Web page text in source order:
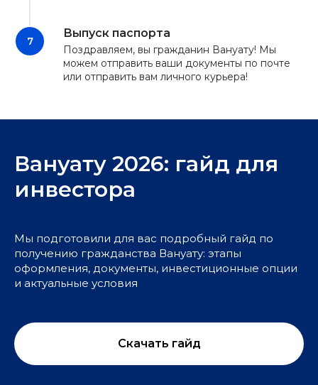
Выпуск паспорта
Поздравляем, вы гражданин Вануату! Мы
можем отправить ваши документы по почте
или отправить вам личного курьера!
Вануату 2026: гайд для
инвестора
Мы подготовили для вас подробный гайд по
получению гражданства Вануату: этапы
оформления, документы, инвестиционные опции
и актуальные условия
Скачать гайд